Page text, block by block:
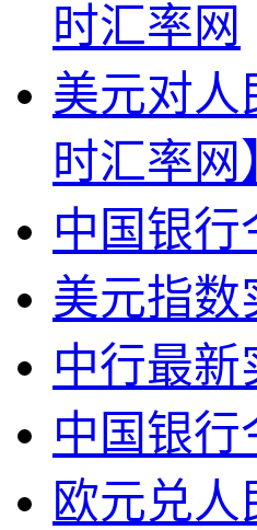
时汇率网
美元对人
时汇率网
中国银
美元指数
中行最
中国银
欧元兑